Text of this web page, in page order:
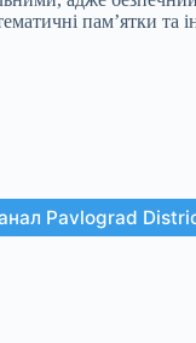
пам’ятки та
Pavlograd